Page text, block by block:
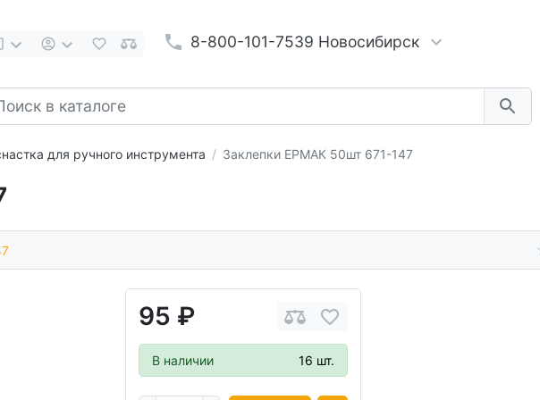
8-800-101-7539 Новосибирск
для ручного инструмента Заклепки ЕРМАК 50шт 671-147
95 ₽
В наличии 16 шт.